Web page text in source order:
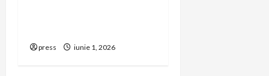
press iunie 1, 2026